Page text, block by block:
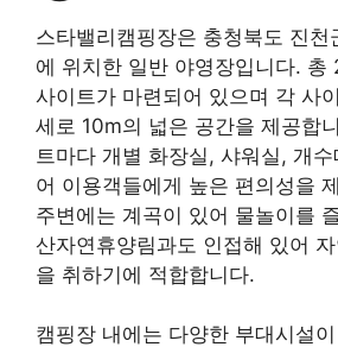
스타밸리캠핑장은 충청북도 진천
에 위치한 일반 야영장입니다. 총
사이트가 마련되어 있으며 각 사
세로 10m의 넓은 공간을 제공합
트마다 개별 화장실, 샤워실, 개
어 이용객들에게 높은 편의성을
주변에는 계곡이 있어 물놀이를
산자연휴양림과도 인접해 있어
을 취하기에 적합합니다.
캠핑장 내에는 다양한 부대시설